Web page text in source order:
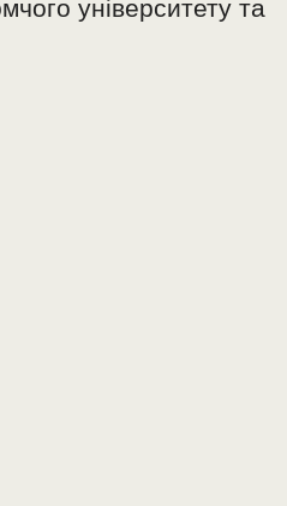
університету та